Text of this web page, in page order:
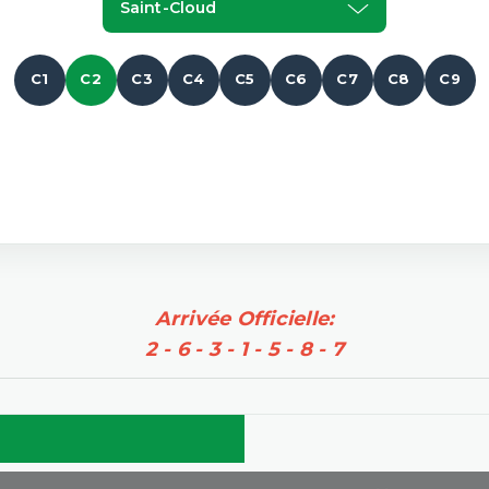
Saint-Cloud
C1 C2 C3 C4 C5 C6 C7 C8 C9
Arrivée Officielle:
2 - 6 - 3 - 1 - 5 - 8 - 7